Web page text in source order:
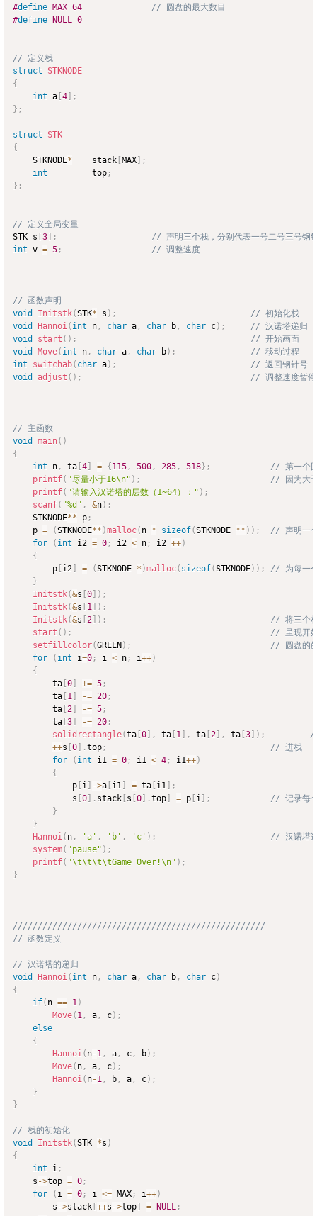
#define MAX 64
// 圆盘的最大数目
#define NULL 0
// 定义栈
struct STKNODE
{
int a 4
;
} ;
struct STK
{
	STKNODE
*
	stack
MAX
;
int
			top
;
} ;
// 定义全局变量
STK s 3 ;
// 声明三个栈，分别代表一号二号三号钢
int v = 5 ; // 调整速度
// 函数声明
void
Initstk(STK* s ) ;
// 初始化栈
void
Hannoi( int n , char a , char b , char c) ;
// 汉诺塔递归
void
start ( ) ;
// 开始画面
void
Move( int n , char a , char b) ;
// 移动过程
int
switchab( char a) ;
// 返回钢针号
void
adjust ( ) ; // 调整速度暂停
// 主函数
void
main( )
{
int n , ta 4 = { 115 , 500 , 285 , 518 } ;
// 第一个
printf( "尽量小于16\n" ) ;
// 因为大于
printf( "请输入汉诺塔的层数（1~64）：" ) ;
scanf( "%d" , &n) ;
	STKNODE
** p ;
	p
= (STKNODE** )malloc( n * sizeof(STKNODE ** ) ) ;
// 声明一个
for
( int i2 = 0 ; i2 < n ; i2 ++)
{
		p
i2 = (STKNODE * )malloc( sizeof(STKNODE) ) ;
// 为每一
}
Initstk(&s 0 ) ;
Initstk(&s 1 ) ;
Initstk(&s 2 ) ;
// 将三个
start ( ) ;
// 呈现开
setfillcolor(GREEN ) ;
// 圆盘的
for
( int i=0 ; i < n ; i++)
{
		ta
0 += 5 ;
		ta
1 -= 20 ;
		ta
2 -= 5 ;
		ta
3 -= 20 ;
solidrectangle(ta 0 , ta 1 , ta 2 , ta 3 ) ;
//
++s 0 .top ;
// 进栈
for
( int i1 = 0 ; i1 < 4 ; i1++)
{
			p
i ->a i1 = ta i1
;
			s
0 . stack s 0 .top = p i ;
// 记录每
}
}
Hannoi( n , 'a' , 'b' , 'c' ) ;
// 汉诺塔
system( "pause" ) ;
printf( "\t\t\t\tGame Over!\n" ) ;
}
///////////////////////////////////////////////////
// 函数定义
// 汉诺塔的递归
void
Hannoi( int n , char a , char b , char c)
{
if( n == 1)
Move( 1 , a , c) ;
else
{
Hannoi( n-1 , a , c , b) ;
Move( n , a , c) ;
Hannoi( n-1 , b , a , c) ;
}
}
// 栈的初始化
void
Initstk(STK *s )
{
int i ;
	s
->top = 0 ;
for
( i = 0 ; i <= MAX ; i++)
		s
->stack ++s ->top = NULL ;